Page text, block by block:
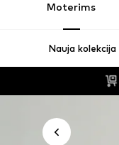
Moterims
Nauja kolekcija